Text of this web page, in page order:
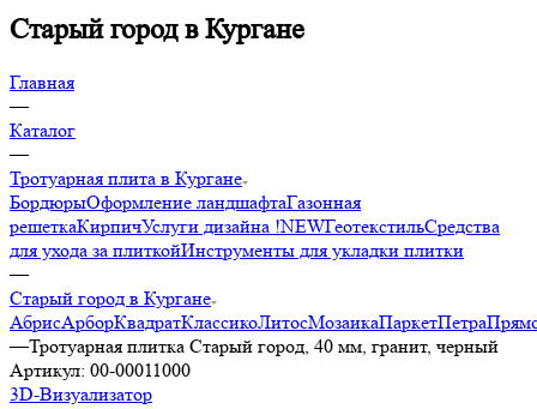
Старый город в Кургане
Главная
—
Каталог
—
Тротуарная плита в Кургане
БордюрыОформление ландшафтаГазонная
решеткаКирпичУслуги дизайна !NEWГеотекстильСредства
для ухода за плиткойИнструменты для укладки плитки
—
Старый город в Кургане
АбрисАрборКвадратКлассикоЛитосМозаикаПаркетПетра
—Тротуарная плитка Старый город, 40 мм, гранит, черный
Артикул: 00-00011000
3D-Визуализатор